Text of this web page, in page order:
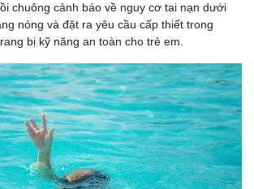
chuông cảnh báo về nguy cơ tai nạn dưới
nóng và đặt ra yêu cầu cấp thiết trong
bị kỹ năng an toàn cho trẻ em.